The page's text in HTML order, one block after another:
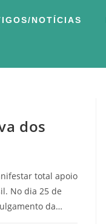
NOTÍCIAS
dos
total apoio
No dia 25 de
da…